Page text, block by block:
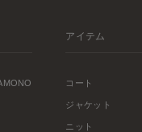
アイテム
コート
ジャケット
ニット